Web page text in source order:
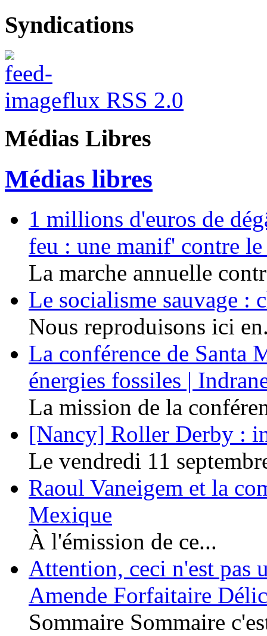
Syndications
flux RSS 2.0
Médias Libres
Médias libres
1 millions d'euros de
feu : une manif' contre
La marche annuelle
Le socialisme sauvage :
Nous reproduisons ici
La conférence de Santa
énergies fossiles |
La mission de la
[Nancy] Roller Derby :
Le vendredi 11
Raoul Vaneigem et la
Mexique
À l'émission de ce...
Attention, ceci n'est pas
Amende Forfaitaire
Sommaire Sommaire